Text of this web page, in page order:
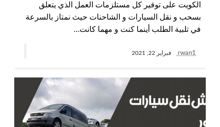
الكويت على توفير كل مستلزمات العمل الذي يتعلق
بسحب و نقل السيارات و الشاحنات حيث نمتاز بالسرعة
في تلبية الطلب أينما كنت و مهما كانت…
rwan1 فبراير 22, 2021